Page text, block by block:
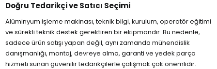
Doğru Tedarikçi ve Satıcı Seçimi
Alüminyum işleme makinası, teknik bilgi, kurulum, operatör eğitimi
ve sürekli teknik destek gerektiren bir ekipmandır. Bu nedenle,
sadece ürün satışı yapan değil, aynı zamanda mühendislik
danışmanlığı, montaj, devreye alma, garanti ve yedek parça
hizmeti sunan güvenilir tedarikçilerle çalışmak çok önemlidir.